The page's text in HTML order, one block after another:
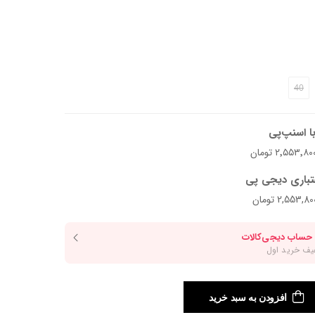
میشن و همین جزئیات، ظاهر ظریف‌تر و خاص‌تری بهش 40
اسنپ‌پی
دیجی پی
افزودن به سبد خرید